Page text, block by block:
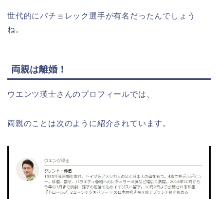
世代的にパチョレック選手が有名だったんでしょう
ね。
両親は離婚！
ウエンツ瑛士さんのプロフィールでは、
両親のことは次のように紹介されています。